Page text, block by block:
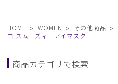
HOME WOMEN その他商品
コ:スムーズィーアイマスク
商品カテゴリで検索